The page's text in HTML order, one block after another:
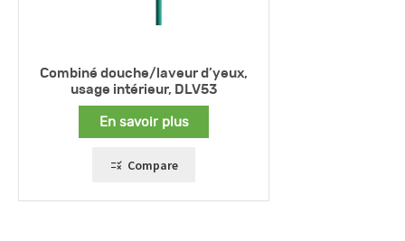
Combiné douche/laveur d’yeux,
usage intérieur, DLV53
En savoir plus
Compare